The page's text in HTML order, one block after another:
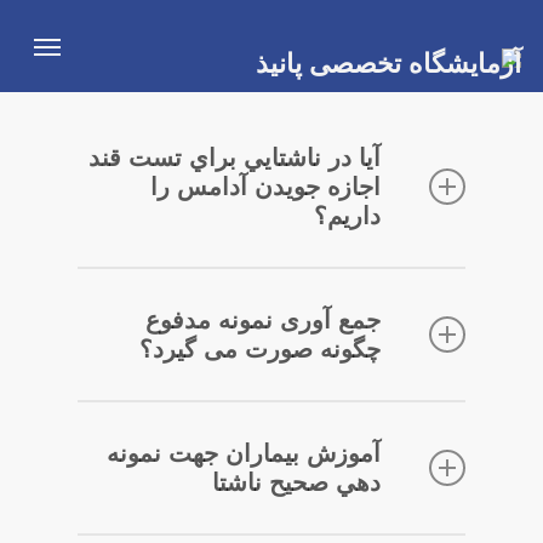
main
Menu
آيا در ناشتايي براي تست قند
اجازه جويدن آدامس را
داريم؟
نشود. خوردن آب ايرادي ندارد.
جمع آوری نمونه مدفوع
چگونه صورت می گیرد؟
مختلف انگل های بیماریزا در روده است.
آموزش بيماران جهت نمونه
دهي صحيح ناشتا